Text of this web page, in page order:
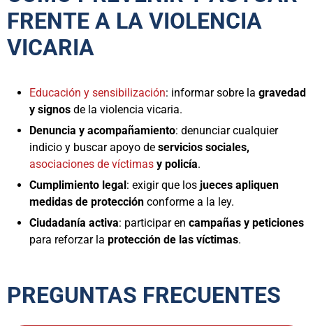
FRENTE A LA VIOLENCIA
VICARIA
Educación y sensibilización: informar sobre la gravedad
y signos de la violencia vicaria.
Denuncia y acompañamiento: denunciar cualquier
indicio y buscar apoyo de servicios sociales,
asociaciones de víctimas y policía.
Cumplimiento legal: exigir que los jueces apliquen
medidas de protección conforme a la ley.
Ciudadanía activa: participar en campañas y peticiones
para reforzar la protección de las víctimas.
PREGUNTAS FRECUENTES